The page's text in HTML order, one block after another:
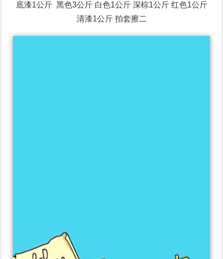
底漆1公斤 黑色3公斤 白色1公斤 深棕1公斤 红色1公斤
清漆1公斤 拍套擦二